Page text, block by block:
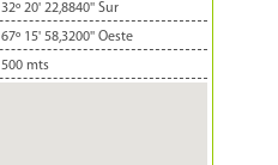
32º 20' 22,8840'' Sur
67º 15' 58,3200'' Oeste
500 mts